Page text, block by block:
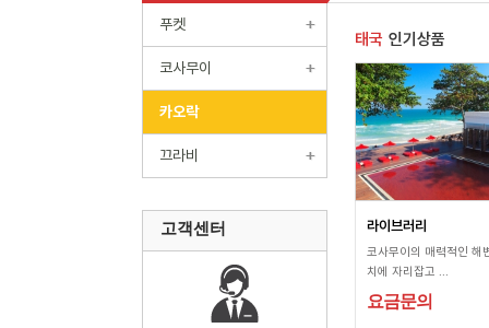
푸켓
코사무이
카오락
끄라비
고객센터
태국 인기상품
라이브러리
코사무이의 매력적인 해
치에 자리잡고 ...
요금문의